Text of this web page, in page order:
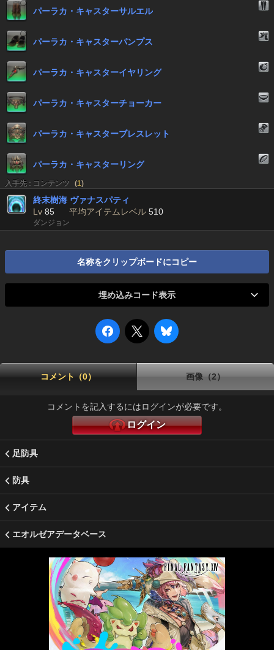
パーラカ・キャスターサルエル
パーラカ・キャスターパンプス
パーラカ・キャスターイヤリング
パーラカ・キャスターチョーカー
パーラカ・キャスターブレスレット
パーラカ・キャスターリング
入手先 : コンテンツ (1)
終末樹海 ヴァナスパティ
Lv 85 平均アイテムレベル 510
ダンジョン
名称をクリップボードにコピー
埋め込みコード表示
コメント（0） 画像（2）
コメントを記入するにはログインが必要です。
ログイン
足防具
防具
アイテム
エオルゼアデータベース